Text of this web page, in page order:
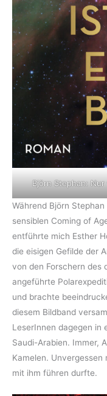
Björn Stephan:
Während Björn
sensiblen Coming of
entführte mich Esther
die eisigen Gefilde der
von den Forschern des
angeführte
und brachte
diesem Bildband
LeserInnen dagegen in
Saudi-Arabien. Immer,
Kamelen.
mit ihm führen durfte.